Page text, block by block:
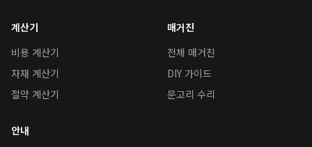
계산기
비용 계산기
자재 계산기
절약 계산기
매거진
전체 매거진
DIY 가이드
문고리 수리
안내